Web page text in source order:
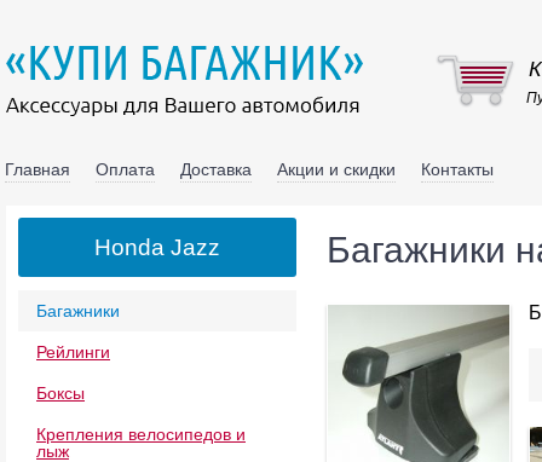
Главная Оплата Доставка Акции и скидки Контакты
Багажники
Рейлинги
Боксы
Крепления велосипедов и
лыж
Багажники
Honda Jazz